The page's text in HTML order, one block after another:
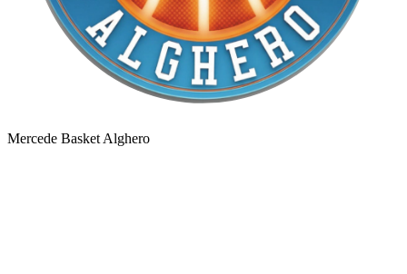
Mercede Basket Alghero